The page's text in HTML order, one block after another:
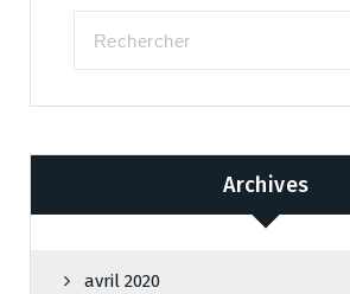
Archives
avril 2020